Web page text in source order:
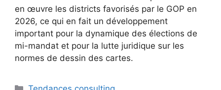
en œuvre les districts favorisés par le GOP en
2026, ce qui en fait un développement
important pour la dynamique des élections de
mi-mandat et pour la lutte juridique sur les
normes de dessin des cartes.
Catégories